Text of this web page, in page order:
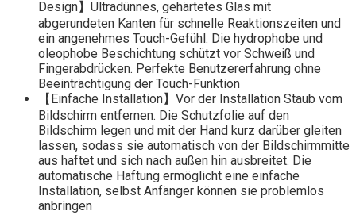
Design】Ultradünnes, gehärtetes Glas mit
abgerundeten Kanten für schnelle Reaktionszeiten und
ein angenehmes Touch-Gefühl. Die hydrophobe und
oleophobe Beschichtung schützt vor Schweiß und
Fingerabdrücken. Perfekte Benutzererfahrung ohne
Beeinträchtigung der Touch-Funktion
【Einfache Installation】Vor der Installation Staub vom
Bildschirm entfernen. Die Schutzfolie auf den
Bildschirm legen und mit der Hand kurz darüber gleiten
lassen, sodass sie automatisch von der Bildschirmmitte
aus haftet und sich nach außen hin ausbreitet. Die
automatische Haftung ermöglicht eine einfache
Installation, selbst Anfänger können sie problemlos
anbringen